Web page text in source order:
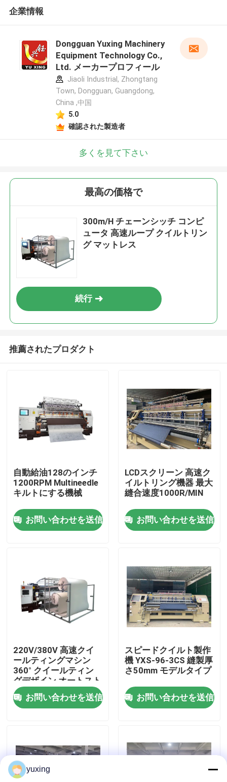
ホーム
製品
VRショー
わたしたち に つい て
工場 ツアー
品質管理
ニュース
ケース
企業情報
Dongguan Yuxing Machinery
Equipment Technology Co.,
Ltd. メーカープロフィール
Jiaoli Industrial, Zhongtang
Town, Dongguan, Guangdong,
China ,中国
5.0
確認された製造者
多くを見て下さい
最高の価格で
300m/H チェーンシッチ コンピ
ュータ 高速ループ クイルトリン
グ マットレス
続行
推薦されたプロダクト
自動給油128のインチ
1200RPM Multineedle
キルトにする機械
お問い合わせを送信
LCDスクリーン 高速ク
イルトリング機器 最大
縫合速度1000R/MIN
お問い合わせを送信
220V/380V 高速クイ
ールティングマシン
360° クイールティン
グデザイン オートスト
ップ機能
お問い合わせを送信
スピードクイルト製作
機 YXS-96-3CS 縫製厚
さ50mm モデルタイプ
お問い合わせを送信
yuxing